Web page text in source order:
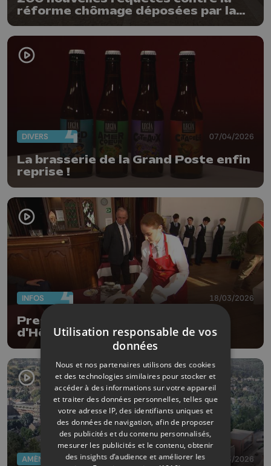
réforme chômage déposées par la
FGTB
DIVERS 07/04/2026
La brasserie de la Grand Poste enfin
reprise !
INFOS 18/03/2026
Prestigieux concours à l'École
d'Hôtellerie de Liège
AMÉNAGEMENT DU TERRITOIRE 16/03/2026
Utilisation responsable de vos
données
Nous et nos partenaires utilisons des cookies
et des technologies similaires pour stocker et
accéder à des informations sur votre appareil
et traiter des données personnelles, telles que
votre adresse IP, des identifiants uniques et
des données de navigation, afin de proposer
des publicités et du contenu personnalisés,
mesurer les publicités et le contenu, obtenir
des insights d’audience et améliorer les